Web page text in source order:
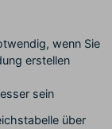
wenn Sie
erstellen
sein
über